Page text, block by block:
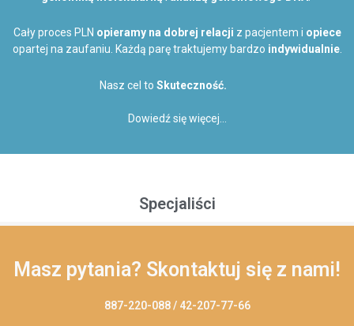
Cały proces PLN opieramyna dobrej relacji z pacjentem i opiece
opartej na zaufaniu. Każdą parę traktujemy bardzo indywidualnie.
Nasz cel to Skuteczność.
Dowiedź się więcej…
Specjaliści
Masz pytania? Skontaktuj się z nami!
887-220-088 / 42-207-77-66